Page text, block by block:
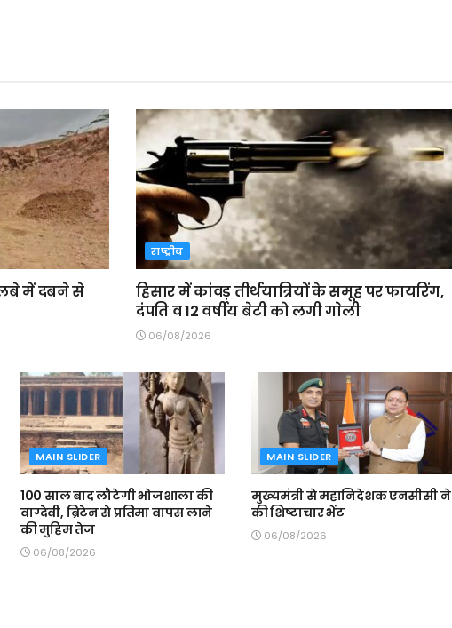
में दबने से
राष्ट्रीय
हिसार में कांवड़ तीर्थयात्रियों के समूह पर फायरिंग,
दंपति व 12 वर्षीय बेटी को लगी गाेली
06/08/2026
MAIN SLIDER
100 साल बाद लौटेगी भोजशाला की
वाग्देवी, ब्रिटेन से प्रतिमा वापस लाने
की मुहिम तेज
06/08/2026
MAIN SLIDER
मुख्यमंत्री से महानिदेशक एनसीसी ने
की शिष्टाचार भेंट
06/08/2026